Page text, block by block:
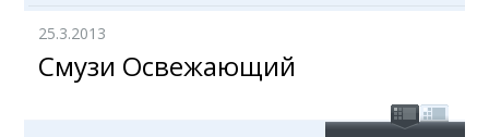
25.3.2013
Смузи Освежающий